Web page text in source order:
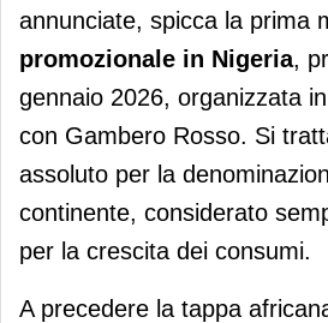
annunciate, spicca la prima
promozionale in Nigeria,
gennaio 2026, organizzata
con Gambero Rosso. Si
assoluto per la
continente, considerato
per la crescita dei consumi.
A precedere la tappa